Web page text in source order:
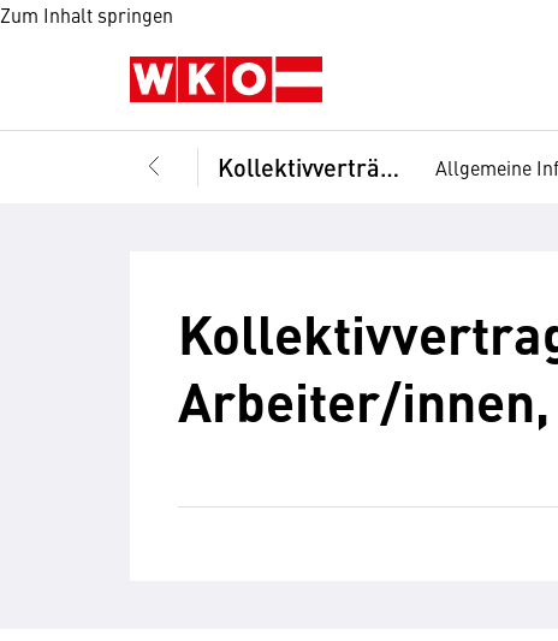
Zum Inhalt springen
Kollektivverträge Allgemeine
Arbeiter/innen,